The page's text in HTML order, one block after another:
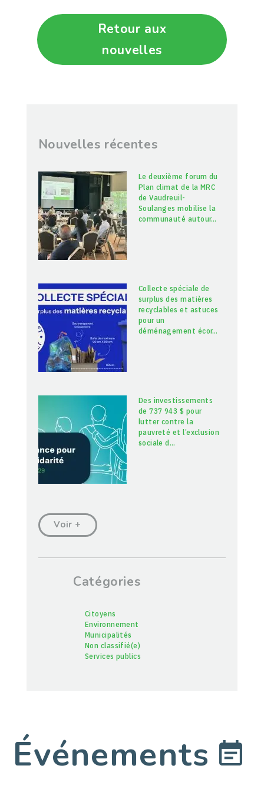
Retour aux
nouvelles
Nouvelles récentes
Le deuxième forum du
Plan climat de la MRC
de Vaudreuil-
Soulanges mobilise la
communauté autour…
Collecte spéciale de
surplus des matières
recyclables et astuces
pour un
déménagement écor…
Des investissements
de 737 943 $ pour
lutter contre la
pauvreté et l’exclusion
sociale d…
Voir +
Catégories
Citoyens
Environnement
Municipalités
Non classifié(e)
Services publics
Événements